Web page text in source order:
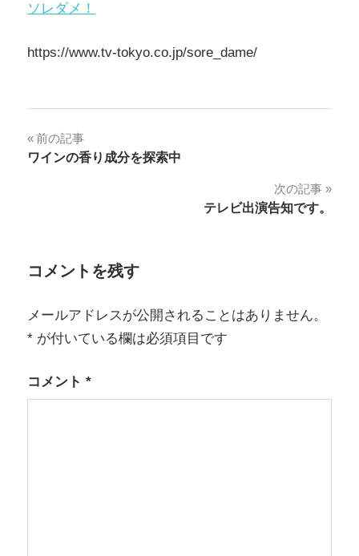
ソレダメ！
https://www.tv-tokyo.co.jp/sore_dame/
投
ゲ
シ
ン
前の記事
ワインの香り成分を探索中
次の記事
テレビ出演告知です。
コメントを残す
メールアドレスが公開されることはありません。
* が付いている欄は必須項目です
コメント *